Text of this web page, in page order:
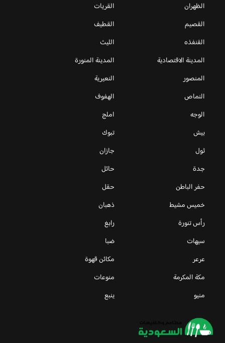
الظهران
القريات
القصيم
القطيف
القنفذه
الليث
المدينة الاقتصادية
المدينة المنورة
المنصور
النعيرية
النماص
الهفوف
الوجه
املج
بيش
تبوك
ثول
جازان
جدة
حائل
حفر الباطن
حقل
خميس مشيط
ذهبان
رأس تنورة
رابغ
سيهات
ضبا
عرعر
مكائن قهوة
مكة المكرمة
منوعات
منيو
ينبع